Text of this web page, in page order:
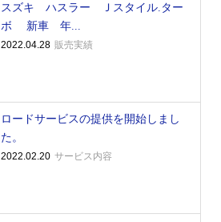
スズキ ハスラー Ｊスタイル.ター
ボ 新車 年...
2022.04.28 販売実績
ロードサービスの提供を開始しまし
た。
2022.02.20 サービス内容